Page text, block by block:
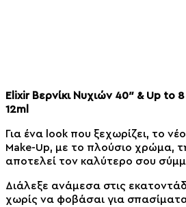
Elixir Βερνίκι Νυχιών 40″ & Up to
12ml
Για ένα look που ξεχωρίζει, το
Make-Up, με το πλούσιο χρώμα,
αποτελεί τον καλύτερο σου
Διάλεξε ανάμεσα στις
χωρίς να φοβάσαι για